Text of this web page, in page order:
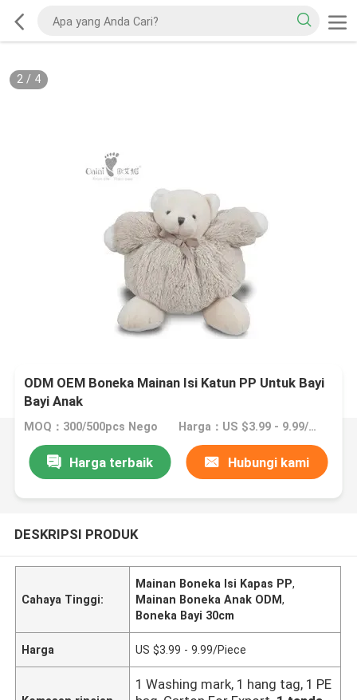
2/ 4
ODM OEM Boneka Mainan Isi Katun PP Untuk Bayi
Bayi Anak
MOQ：300/500pcs Nego Harga：US $3.99 - 9.99/Piece
Harga terbaik Hubungi kami
DESKRIPSI PRODUK
Cahaya Tinggi:
Mainan Boneka Isi Kapas PP,
Mainan Boneka Anak ODM,
Boneka Bayi 30cm
Harga US $3.99 - 9.99/Piece
1 Washing mark, 1 hang tag, 1 PE